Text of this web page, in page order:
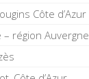
Côte d’Azur
région Auvergne